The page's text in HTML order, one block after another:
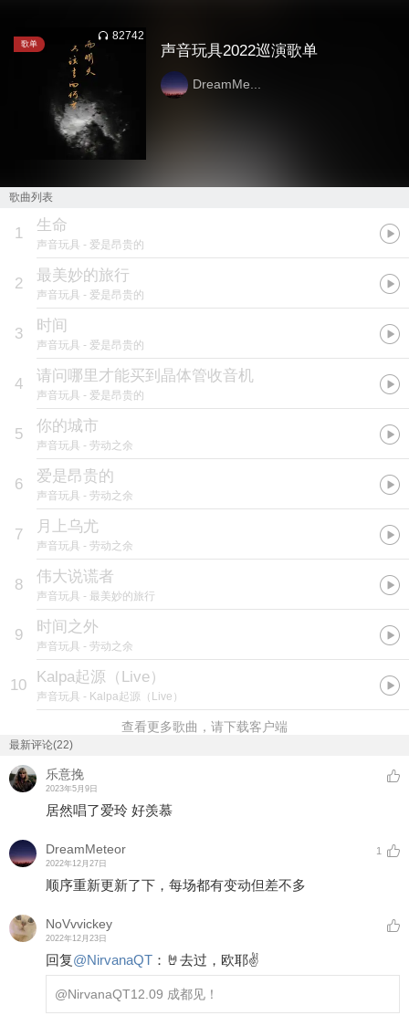
歌单
82742
声音玩具2022巡演歌单
DreamMe...
歌曲列表
1 生命
声音玩具 - 爱是昂贵的
2 最美妙的旅行
声音玩具 - 爱是昂贵的
3 时间
声音玩具 - 爱是昂贵的
4 请问哪里才能买到晶体管收音机
声音玩具 - 爱是昂贵的
5 你的城市
声音玩具 - 劳动之余
6 爱是昂贵的
声音玩具 - 劳动之余
7 月上乌尤
声音玩具 - 劳动之余
8 伟大说谎者
声音玩具 - 最美妙的旅行
9 时间之外
声音玩具 - 劳动之余
10 Kalpa起源（Live）
声音玩具 - Kalpa起源（Live）
查看更多歌曲，请下载客户端
最新评论(22)
乐意挽
2023年5月9日
居然唱了爱玲 好羡慕
DreamMeteor
2022年12月27日
1
顺序重新更新了下，每场都有变动但差不多
NoVvvickey
2022年12月23日
回复@NirvanaQT ： 🤘去过，欧耶✌️
@NirvanaQT12.09 成都见！